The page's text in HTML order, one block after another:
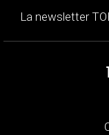
La newsletter